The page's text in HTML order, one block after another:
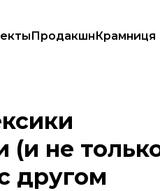
ПродакшнКрамниця
могли играть друг с другом
(и не
другом